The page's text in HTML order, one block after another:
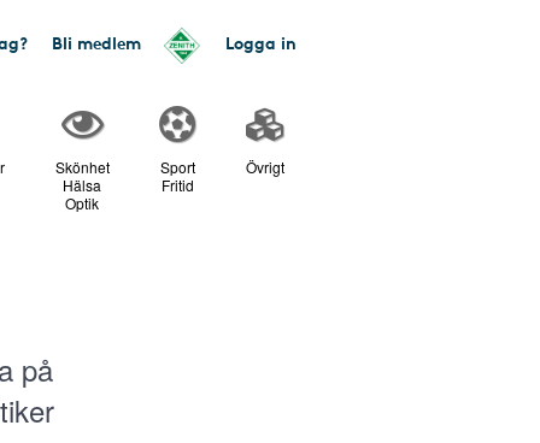
Bli medlem Logga in
Skönhet
Hälsa
Optik
Sport
Fritid
Övrigt
på